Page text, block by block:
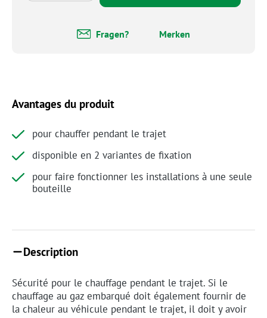
Fragen? Merken
Avantages du produit
pour chauffer pendant le trajet
disponible en 2 variantes de fixation
pour faire fonctionner les installations à une seule
bouteille
Description
Sécurité pour le chauffage pendant le trajet. Si le
chauffage au gaz embarqué doit également fournir de
la chaleur au véhicule pendant le trajet, il doit y avoir